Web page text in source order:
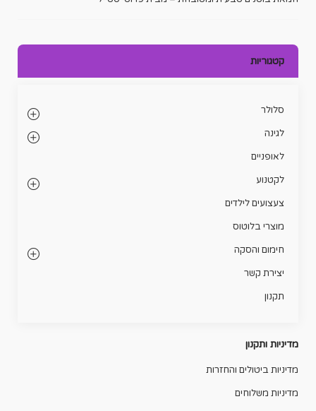
קטגוריות
סלולר
לגינה
לאופניים
לקטנוע
צעצועים לילדים
מוצרי בלוטוס
חימום והסקה
יצירת קשר
תקנון
מדיניות ותקנון
מדיניות ביטולים והחזרות
מדיניות משלוחים